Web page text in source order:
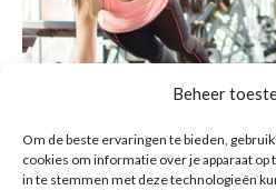
Beheer
Om de beste ervaringen te bieden,
cookies om informatie over je apparaat op
in te stemmen met deze technologieën